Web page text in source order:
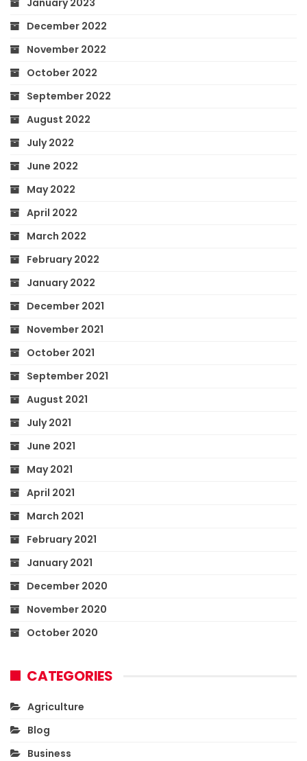
December 2022
November 2022
October 2022
September 2022
August 2022
July 2022
June 2022
May 2022
April 2022
March 2022
February 2022
January 2022
December 2021
November 2021
October 2021
September 2021
August 2021
July 2021
June 2021
May 2021
April 2021
March 2021
February 2021
January 2021
December 2020
November 2020
October 2020
CATEGORIES
Agriculture
Blog
Business